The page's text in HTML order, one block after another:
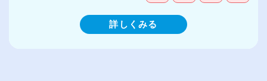
詳しくみる